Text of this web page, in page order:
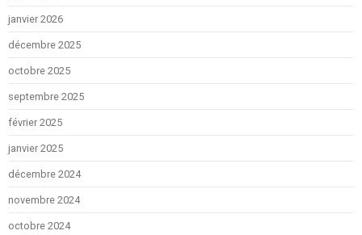
janvier 2026
décembre 2025
octobre 2025
septembre 2025
février 2025
janvier 2025
décembre 2024
novembre 2024
octobre 2024